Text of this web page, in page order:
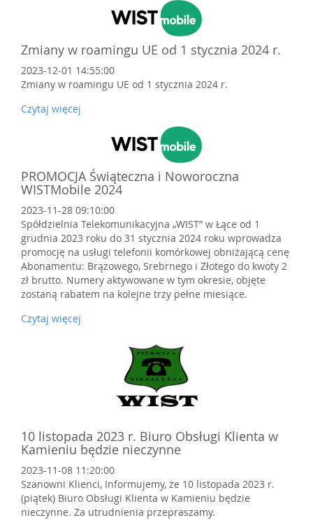
Zmiany w roamingu UE od 1 stycznia 2024 r.
2023-12-01 14:55:00
Zmiany w roamingu UE od 1 stycznia 2024 r.
Czytaj więcej
PROMOCJA Świąteczna i Noworoczna
WISTMobile 2024
2023-11-28 09:10:00
Spółdzielnia Telekomunikacyjna „WIST” w Łące od 1
grudnia 2023 roku do 31 stycznia 2024 roku wprowadza
promocję na usługi telefonii komórkowej obniżającą cenę
Abonamentu: Brązowego, Srebrnego i Złotego do kwoty 2
zł brutto. Numery aktywowane w tym okresie, objęte
zostaną rabatem na kolejne trzy pełne miesiące.
Czytaj więcej
10 listopada 2023 r. Biuro Obsługi Klienta w
Kamieniu będzie nieczynne
2023-11-08 11:20:00
Szanowni Klienci, Informujemy, że 10 listopada 2023 r.
(piątek) Biuro Obsługi Klienta w Kamieniu będzie
nieczynne. Za utrudnienia przepraszamy.